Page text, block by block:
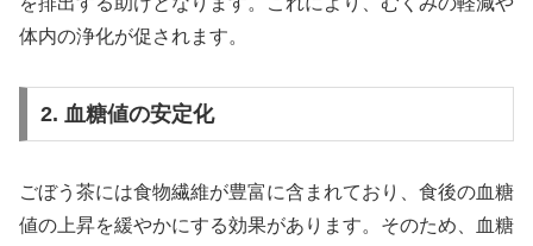
体内の浄化が促されます。
2. 血糖値の安定化
ごぼう茶には食物繊維が豊富に含まれており、食後の血糖
値の上昇を緩やかにする効果があります。そのため、血糖